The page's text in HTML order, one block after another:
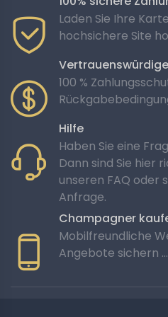
perfekte Begleiter, um die
Lebens zu feiern. Ob ein
mit Freunden oder ein
raffinierten Aromen, die
Bläschen machen
Wahl für alle, die ein
Erlebnis suchen.
Lagerung
Champagner
Um die Integrität jedes
empfehlen wir Ihnen, Ihre
optimalen Bedingungen
Licht- und
Laden Sie Ihre
hochsichere Site
100 %
Hilfe
Haben Sie eine
Dann sind Sie hier
unseren FAQ oder
Anfrage.
Champagner
Mobilfreundliche
Angebote sichern …